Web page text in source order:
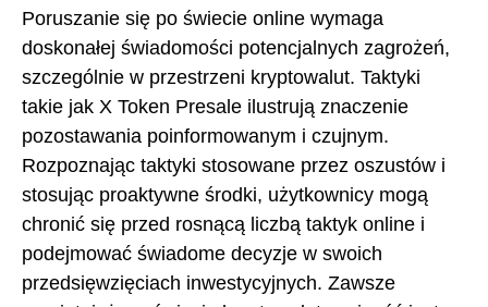
Poruszanie się po świecie online wymaga
doskonałej świadomości potencjalnych zagrożeń,
szczególnie w przestrzeni kryptowalut. Taktyki
takie jak X Token Presale ilustrują znaczenie
pozostawania poinformowanym i czujnym.
Rozpoznając taktyki stosowane przez oszustów i
stosując proaktywne środki, użytkownicy mogą
chronić się przed rosnącą liczbą taktyk online i
podejmować świadome decyzje w swoich
przedsięwzięciach inwestycyjnych. Zawsze